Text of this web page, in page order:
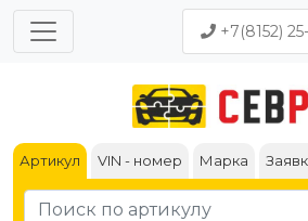
+7(8152)
Артикул VIN - номер Марка